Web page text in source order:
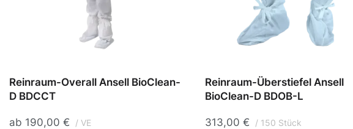
Reinraum-Overall Ansell BioClean-
D BDCCT
ab 190,00 € VE
Reinraum-Überstiefel Ansell
BioClean-D BDOB-L
313,00 € 150 Stück